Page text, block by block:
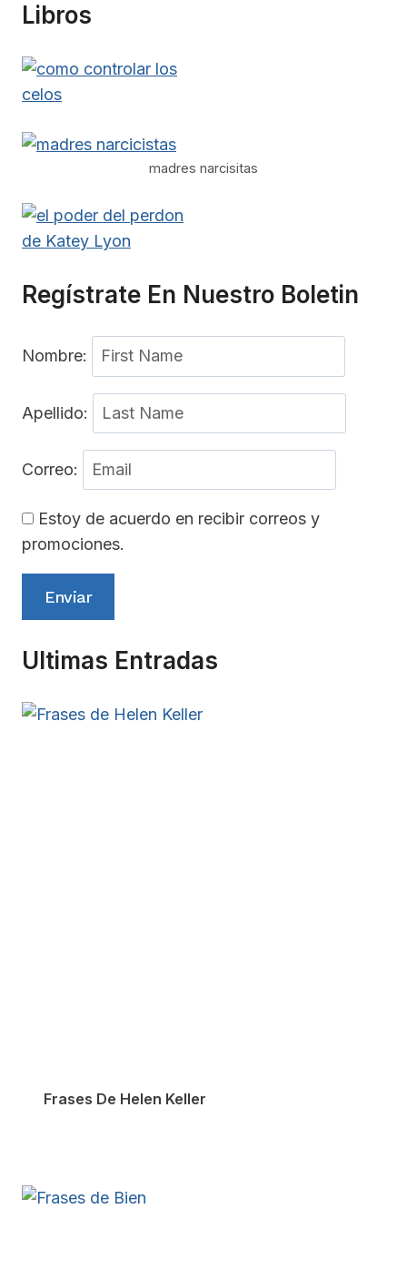
Libros
madres narcisitas
Regístrate En Nuestro Boletin
Nombre:
Apellido:
Correo:
Estoy de acuerdo en recibir correos y
promociones.
Enviar
Ultimas Entradas
Frases De Helen Keller